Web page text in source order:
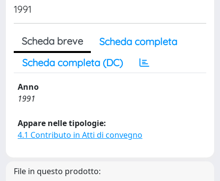
1991
Scheda breve
Scheda completa
Scheda completa (DC)
Anno
1991
Appare nelle tipologie:
4.1 Contributo in Atti di convegno
File in questo prodotto: